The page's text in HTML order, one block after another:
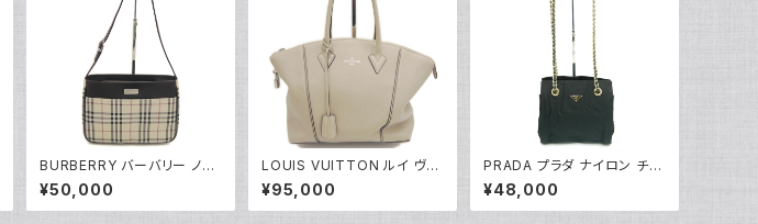
BURBERRY バーバリー ノバ
チェック柄 ショルダーバッグ Y
05220
¥50,000
LOUIS VUITTON ルイ ヴィ
トン ロックイットPM パルナセ
ア ハンドバッグ 2WAY ショル
ダーバッグ M50030 Y0520
¥95,000
PRADA プラダ ナイロン チェ
ーンショルダートートバッグ 型
掛け ショルダーバッグ B4418
Y04337
¥48,000